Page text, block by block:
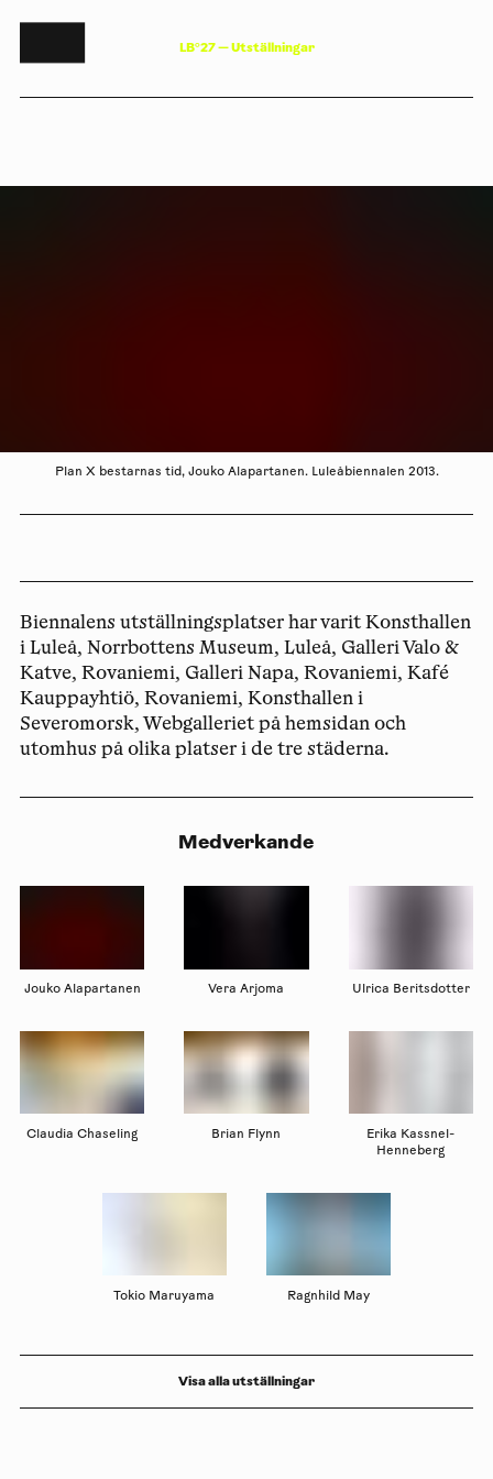
LB°27—Utställningar
Plan X bestarnas tid, Jouko Alapartanen. Luleåbiennalen 2013.
Biennalens utställningsplatser har varit Konsthallen
i Luleå, Norrbottens Museum, Luleå, Galleri Valo &
Katve, Rovaniemi, Galleri Napa, Rovaniemi, Kafé
Kauppayhtiö, Rovaniemi, Konsthallen i
Severomorsk, Webgalleriet på hemsidan och
utomhus på olika platser i de tre städerna.
Medverkande
Jouko Alapartanen Vera Arjoma Ulrica Beritsdotter
Claudia Chaseling Brian Flynn
Erika Kassnel-
Henneberg
Tokio Maruyama Ragnhild May
Visa alla utställningar